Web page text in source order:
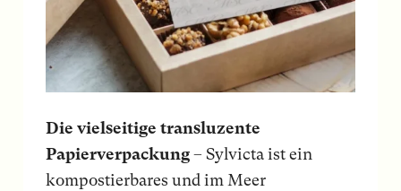
Die vielseitige transluzente
Papierverpackung– Sylvicta ist ein
kompostierbares und im Meer